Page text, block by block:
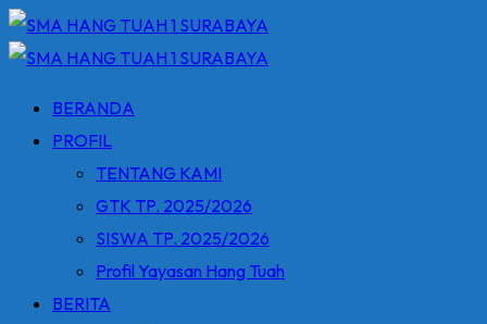
Skip
to
BERANDA
PROFIL
TENTANG KAMI
GTK TP. 2025/2026
SISWA TP. 2025/2026
Profil Yayasan Hang Tuah
BERITA